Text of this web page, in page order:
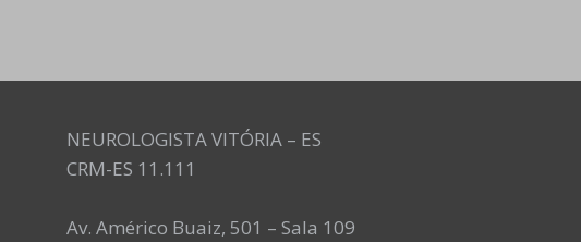
NEUROLOGISTA VITÓRIA – ES
CRM-ES 11.111
Av. Américo Buaiz, 501 – Sala 109